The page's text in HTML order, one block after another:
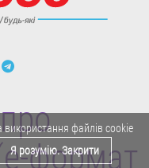
формат
використання файлів cookie
Я розумію. Закрити